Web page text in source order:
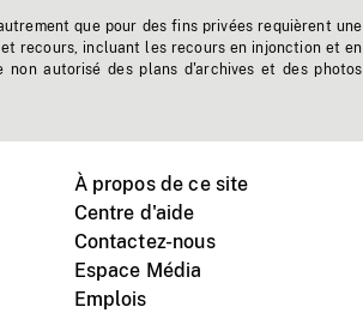
que pour des fins privées requièrent une
recours, incluant les recours en injonction et en
autorisé des plans d'archives et des photos
À propos de ce site
Centre d'aide
Contactez-nous
Espace Média
Emplois